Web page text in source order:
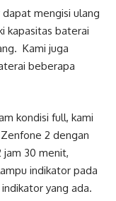
mengisi ulang
kapasitas baterai
Kami juga
beberapa
kondisi full, kami
2 dengan
jam 30 menit,
indikator pada
yang ada.